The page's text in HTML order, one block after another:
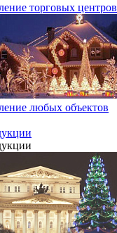
торговых центров
любых объектов